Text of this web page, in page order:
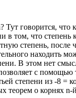
говорится, что
том, что степень
степень, после
находить
В этом нет
с помощью
степени из -8 =
теорем о корнях